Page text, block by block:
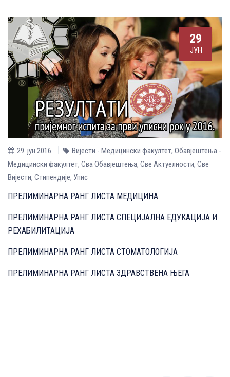
29
ЈУН
29. јун 2016. Вијести - Медицински факултет, Обавјештења -
Медицински факултет, Сва Обавјештења, Све Aктуелности, Све
Вијести, Стипендије, Упис
ПРЕЛИМИНАРНА РАНГ ЛИСТА МЕДИЦИНА
ПРЕЛИМИНАРНА РАНГ ЛИСТА СПЕЦИЈАЛНА ЕДУКАЦИЈА И
РЕХАБИЛИТАЦИЈА
ПРЕЛИМИНАРНА РАНГ ЛИСТА СТОМАТОЛОГИЈА
ПРЕЛИМИНАРНА РАНГ ЛИСТА ЗДРАВСТВЕНА ЊЕГА